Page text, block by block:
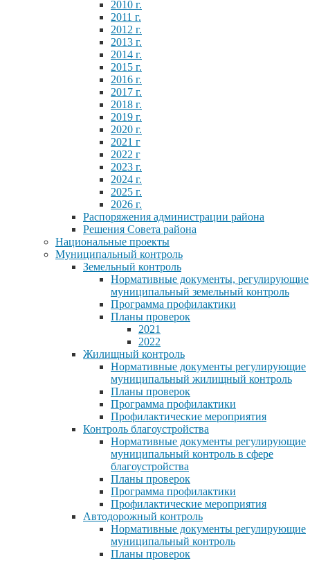
2010 г.
2011 г.
2012 г.
2013 г.
2014 г.
2015 г.
2016 г.
2017 г.
2018 г.
2019 г.
2020 г.
2021 г
2022 г
2023 г.
2024 г.
2025 г.
2026 г.
Распоряжения администрации района
Решения Совета района
Национальные проекты
Муниципальный контроль
Земельный контроль
Нормативные документы, регулирующие
муниципальный земельный контроль
Программа профилактики
Планы проверок
2021
2022
Жилищный контроль
Нормативные документы регулирующие
муниципальный жилищный контроль
Планы проверок
Программа профилактики
Профилактические мероприятия
Контроль благоустройства
Нормативные документы регулирующие
муниципальный контроль в сфере
благоустройства
Планы проверок
Программа профилактики
Профилактические мероприятия
Автодорожный контроль
Нормативные документы регулирующие
муниципальный контроль
Планы проверок